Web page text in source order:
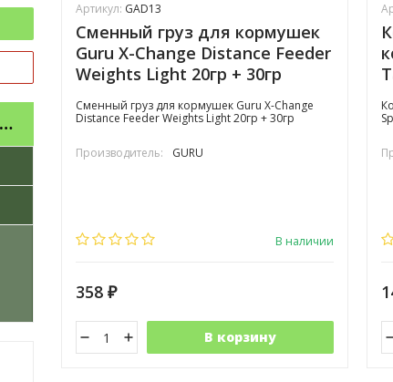
Артикул: GAD13
Сменный груз для кормушек
Guru X-Change Distance Feeder
Weights Light 20гр + 30гр
Сменный груз для кормушек Guru X-Change
Distance Feeder Weights Light 20гр + 30гр
Производитель: GURU
В наличии
358 ₽
В корзину